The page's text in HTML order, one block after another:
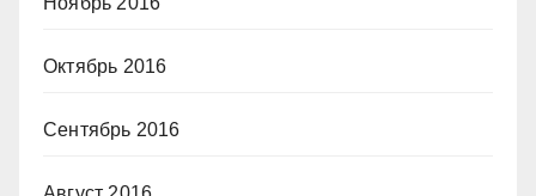
Октябрь 2016
Сентябрь 2016